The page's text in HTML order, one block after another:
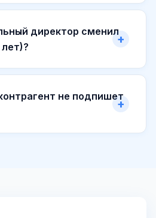
директор сменил
не подпишет